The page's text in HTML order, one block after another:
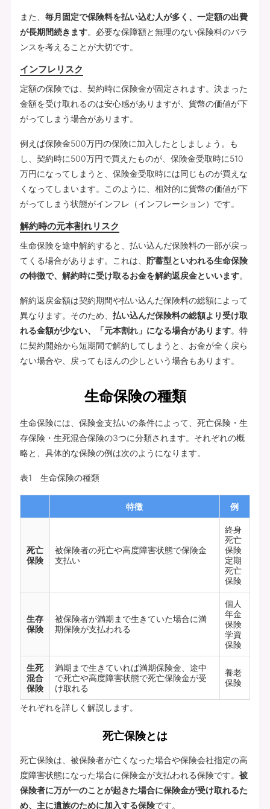
また、 毎月固定で保険料を払い込む人が多く、一定額の出費
が長期間続きます。必要な保障額と無理のない保険料のバラ
ンスを考えることが大切です。
インフレリスク
定額の保険では、契約時に保険金が固定されます。決まった
金額を受け取れるのは安心感がありますが、貨幣の価値が下
がってしまう場合があります。
例えば保険金500万円の保険に加入したとしましょう。も
し、契約時に500万円で買えたものが、保険金受取時に510
万円になってしまうと、保険金受取時には同じものが買えな
くなってしまいます。このように、相対的に貨幣の価値が下
がってしまう状態がインフレ（インフレーション）です。
解約時の元本割れリスク
生命保険を途中解約すると、払い込んだ保険料の一部が戻っ
てくる場合があります。これは、 貯蓄型といわれる生命保険
の特徴で、解約時に受け取るお金を解約返戻金といいます。
解約返戻金額は契約期間や払い込んだ保険料の総額によって
異なります。そのため、 払い込んだ保険料の総額より受け取
れる金額が少ない、「元本割れ」になる場合があります。特
に契約開始から短期間で解約してしまうと、お金が全く戻ら
ない場合や、戻ってもほんの少しという場合もあります。
生命保険の種類
生命保険には、保険金支払いの条件によって、死亡保険・生
存保険・生死混合保険の3つに分類されます。それぞれの概
略と、具体的な保険の例は次のようになります。
表1 生命保険の種類
特徴 例
死亡
保険
被保険者の死亡や高度障害状態で保険金
支払い
終身
死亡
保険
定期
死亡
保険
生存
保険
被保険者が満期まで生きていた場合に満
期保険が支払われる
個人
年金
保険
学資
保険
生死
混合
保険
満期まで生きていれば満期保険金、途中
で死亡や高度障害状態で死亡保険金が受
け取れる
養老
保険
それぞれを詳しく解説します。
死亡保険とは
死亡保険は、被保険者が亡くなった場合や保険会社指定の高
度障害状態になった場合に保険金が支払われる保険です。 被
保険者に万が一のことが起きた場合に保険金が受け取れるた
め、主に遺族のために加入する保険です。